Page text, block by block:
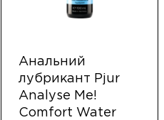
Анальний
лубрикант Pjur
Analyse Me!
Comfort Water